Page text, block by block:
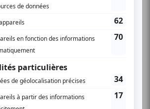
St-Bruno
être connecté pour